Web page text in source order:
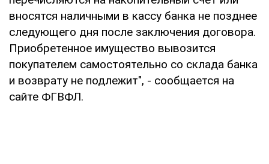
вносятся наличными в кассу банка не позднее
следующего дня после заключения договора.
Приобретенное имущество вывозится
покупателем самостоятельно со склада банка
и возврату не подлежит", - сообщается на
сайте ФГВФЛ.